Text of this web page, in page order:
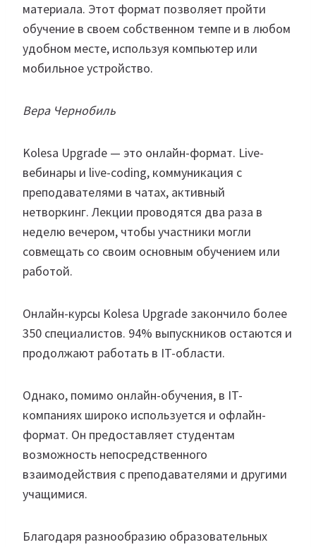
материала. Этот формат позволяет пройти
обучение в своем собственном темпе и в любом
удобном месте, используя компьютер или
мобильное устройство.
Вера Чернобиль
Kolesa Upgrade — это онлайн-формат. Live-
вебинары и live-coding, коммуникация с
преподавателями в чатах, активный
нетворкинг. Лекции проводятся два раза в
неделю вечером, чтобы участники могли
совмещать со своим основным обучением или
работой.
Онлайн-курсы Kolesa Upgrade закончило более
350 специалистов. 94% выпускников остаются и
продолжают работать в IT-области.
Однако, помимо онлайн-обучения, в IT-
компаниях широко используется и офлайн-
формат. Он предоставляет студентам
возможность непосредственного
взаимодействия с преподавателями и другими
учащимися.
Благодаря разнообразию образовательных